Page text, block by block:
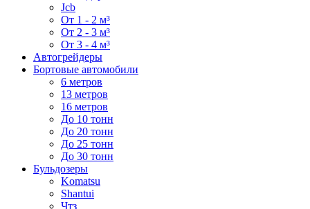
Jcb
От 1 - 2 м³
От 2 - 3 м³
От 3 - 4 м³
Автогрейдеры
Бортовые автомобили
6 метров
13 метров
16 метров
До 10 тонн
До 20 тонн
До 25 тонн
До 30 тонн
Бульдозеры
Komatsu
Shantui
Чтз